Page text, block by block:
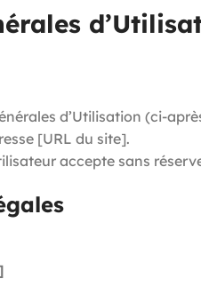
d’Utilisation (ci-
[URL du site].
accepte sans